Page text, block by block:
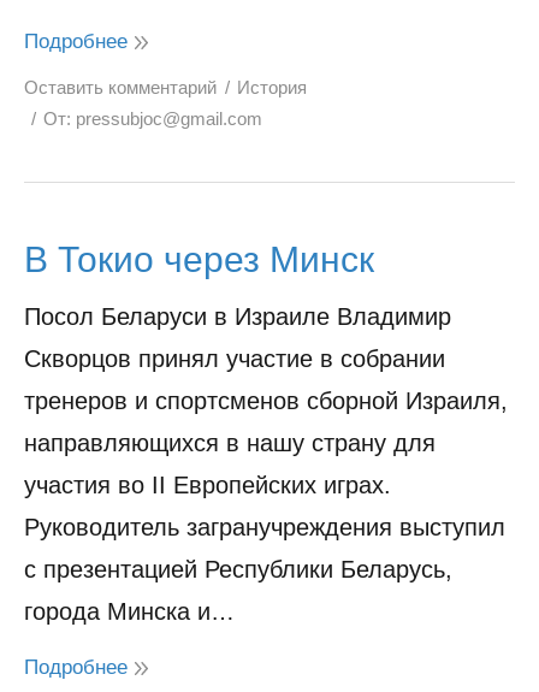
Подробнее
Оставить комментарий
История
От: pressubjoc@gmail.com
В Токио через Минск
Посол Беларуси в Израиле Владимир
Скворцов принял участие в собрании
тренеров и спортсменов сборной Израиля,
направляющихся в нашу страну для
участия во II Европейских играх.
Руководитель загранучреждения выступил
с презентацией Республики Беларусь,
города Минска и…
Подробнее